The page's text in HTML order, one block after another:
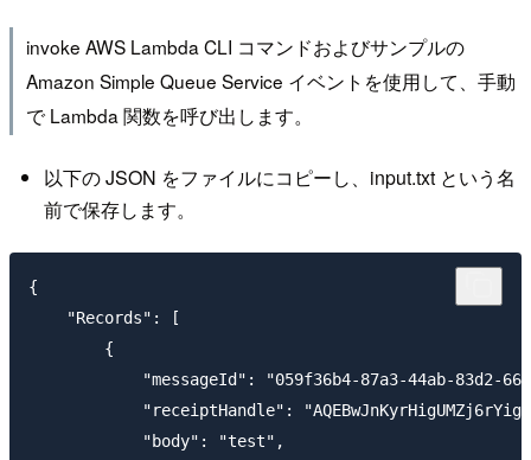
invoke AWS Lambda CLI コマンドおよびサンプルの
Amazon Simple Queue Service イベントを使用して、手動
で Lambda 関数を呼び出します。
以下の JSON をファイルにコピーし、input.txt という名
前で保存します。
{
    "Records": [
        {
"messageId": "059f36b4-87a3-44ab-83d2-
"receiptHandle":
            "body": "test",